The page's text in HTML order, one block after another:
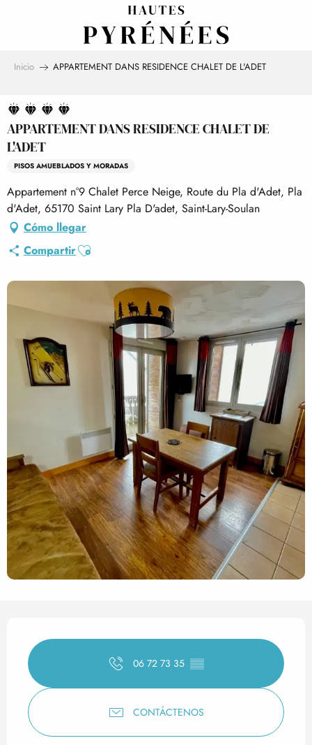
Inicio APPARTEMENT DANS RESIDENCE CHALET DE L'ADET
APPARTEMENT DANS RESIDENCE CHALET DE
L'ADET
PISOS AMUEBLADOS Y MORADAS
Appartement n°9 Chalet Perce Neige, Route du Pla d'Adet, Pla
d'Adet, 65170 Saint Lary Pla D'adet, Saint-Lary-Soulan
Cómo llegar
CompartirAjouter aux favoris
Horarios y datos de
06 72 73 35 ▒▒
CONTÁCTENOS